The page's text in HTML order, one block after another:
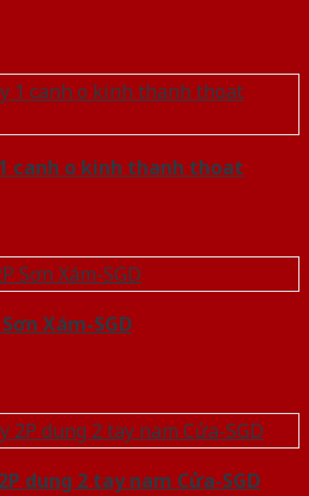
canh o kinh thanh thoat
Xám-SGD
dung 2 tay nam Cửa-SGD